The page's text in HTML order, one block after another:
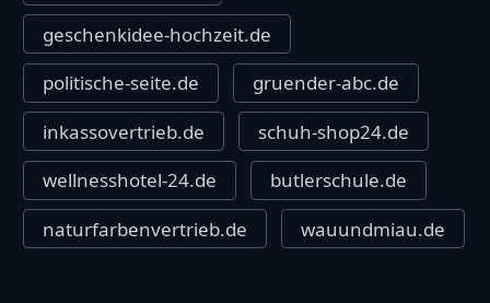
geschenkidee-hochzeit.de
politische-seite.de
gruender-abc.de
inkassovertrieb.de
schuh-shop24.de
wellnesshotel-24.de
butlerschule.de
naturfarbenvertrieb.de
wauundmiau.de